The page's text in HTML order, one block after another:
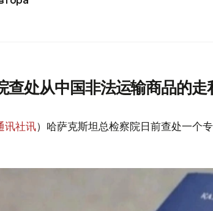
查处从中国非法运输商品的走
讯社讯）哈萨克斯坦总检察院日前查处一个